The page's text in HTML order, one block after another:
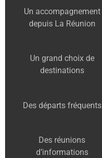
Un accompagnement
depuis La Réunion
Un grand choix de
destinations
Des départs fréquents
Des réunions
d’informations